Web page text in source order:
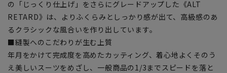
の「じっくり仕上げ」をさらにグレードアップした《ALT
RETARD》は、よりふくらみとしっかり感が出て、高級感のあ
るクラシックな風合いを作り出しています。
■縫製へのこだわりが生む上質
年月をかけて完成度を高めたカッティング、着心地よくそのう
え美しいスーツをめざし、一般商品の1/3までスピードを落と